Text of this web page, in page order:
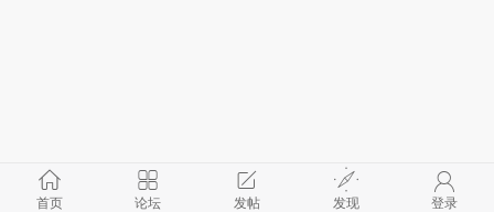
首页 论坛 发帖 发现 登录